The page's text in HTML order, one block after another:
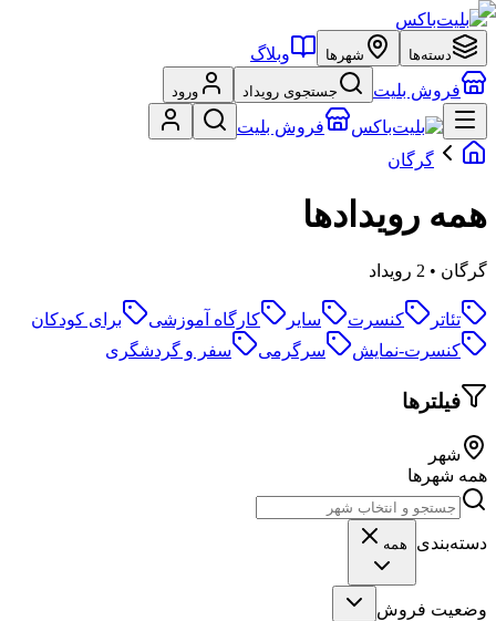
دسته‌ها شهرها
وبلاگ
فروش بلیت
جستجوی رویداد ورود
فروش بلیت
گرگان
همه رویدادها
گرگان • 2 رویداد
تئاتر کنسرت سایر کارگاه آموزشی
برای کودکان
کنسرت-نمایش
سرگرمی سفر و گردشگری
فیلترها
شهر
همه شهرها
دسته‌بندی همه
وضعیت فروش